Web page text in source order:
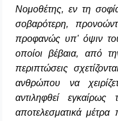
Νομοθέτης, εν τη
σοβαρότερη,
προφανώς υπ' όψιν
οποίοι βέβαια, από
περιπτώσεις
ανθρώπου να
αντιληφθεί
αποτελεσματικά